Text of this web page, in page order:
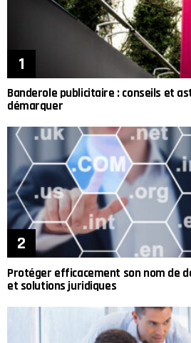
Banderole publicitaire : conseils et
démarquer
Protéger efficacement son nom de
et solutions juridiques